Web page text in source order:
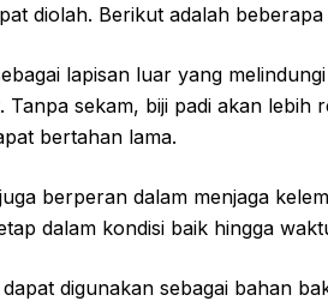
diolah. Berikut adalah
lapisan luar yang
sekam, biji padi akan lebih
bertahan lama.
berperan dalam menjaga
dalam kondisi baik hingga
dapat digunakan sebagai bahan